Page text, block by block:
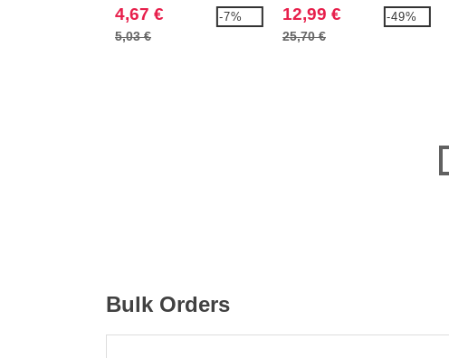
4,67 €
5,03 €
-7% 12,99 €
25,70 €
-49%
Bulk Orders